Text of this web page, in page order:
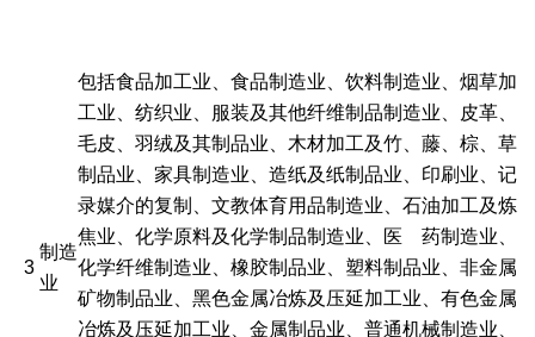
3
制造
业
包括食品加工业、食品制造业、饮料制造业、烟草加
工业、纺织业、服装及其他纤维制品制造业、皮革、
毛皮、羽绒及其制品业、木材加工及竹、藤、棕、草
制品业、家具制造业、造纸及纸制品业、印刷业、记
录媒介的复制、文教体育用品制造业、石油加工及炼
焦业、化学原料及化学制品制造业、医 药制造业、
化学纤维制造业、橡胶制品业、塑料制品业、非金属
矿物制品业、黑色金属冶炼及压延加工业、有色金属
冶炼及压延加工业、金属制品业、普通机械制造业、